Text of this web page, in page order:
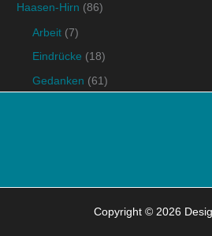
Haasen-Hirn (86)
Arbeit (7)
Eindrücke (18)
Gedanken (61)
Copyright © 2026